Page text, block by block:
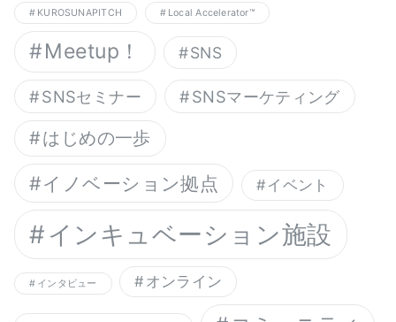
KUROSUNAPITCH Local Accelerator™︎
Meetup！ SNS
SNSセミナー SNSマーケティング
はじめの一歩
イノベーション拠点 イベント
インキュベーション施設
インタビュー オンライン